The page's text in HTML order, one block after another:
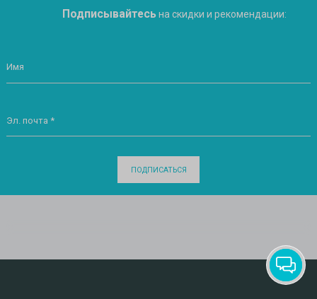
Подписывайтесьна скидки и рекомендации:
Имя
Эл. почта *
ПОДПИСАТЬСЯ